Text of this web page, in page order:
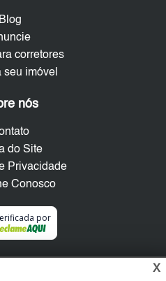
Blog
corretores
seu imóvel
nós
do Site
Privacidade
Conosco
por
X